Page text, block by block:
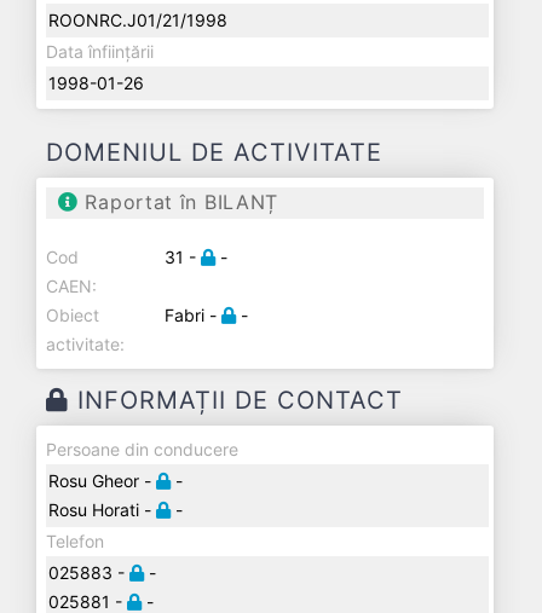
ROONRC.J01/21/1998
Data înființării
1998-01-26
DOMENIUL DE ACTIVITATE
Raportat în BILANȚ
Cod
CAEN:
31 - -
Obiect
activitate:
Fabri - -
INFORMAȚII DE CONTACT
Persoane din conducere
Rosu Gheor -
-
Rosu Horati -
-
Telefon
025883 -
-
025881 -
-